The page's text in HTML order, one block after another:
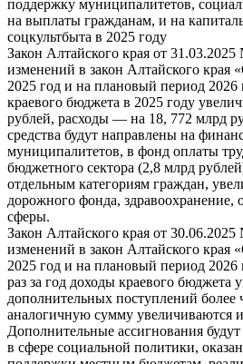
поддержку муниципалитетов,
на выплаты гражданам, и на
соцкультбыта в 2025 году
Закон Алтайского края от
изменений в закон Алтайского края
2025 год и на плановый период
краевого бюджета в 2025 году
рублей, расходы — на 18, 772 млрд
средства будут направлены на
муниципалитетов, в фонд оплаты
бюджетного сектора (2,8 млрд
отдельным категориям граждан,
дорожного фонда, здравоохранение,
сферы.
Закон Алтайского края от
изменений в закон Алтайского края
2025 год и на плановый период 2026
раз за год доходы краевого бюджета
дополнительных поступлений
аналогичную сумму увеличиваются
Дополнительные ассигнования
в сфере социальной политики,